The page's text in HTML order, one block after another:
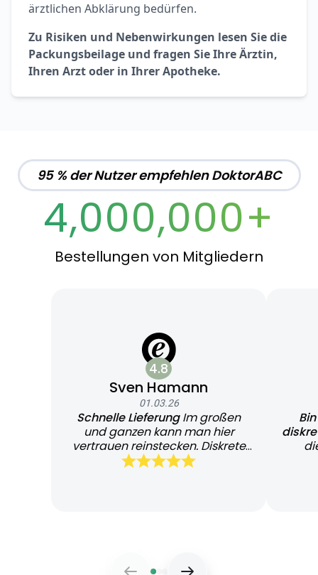
ärztlichen Abklärung bedürfen.
Zu Risiken und Nebenwirkungen lesen Sie die
Packungsbeilage und fragen Sie Ihre Ärztin,
Ihren Arzt oder in Ihrer Apotheke.
95 % der Nutzer empfehlen DoktorABC
4,000,000+
Bestellungen von Mitgliedern
4.8
Sven Hamann
01.03.26
Schnelle LieferungIm großen
und ganzen kann man hier
vertrauen reinstecken. Diskrete
und schnelle Lieferung